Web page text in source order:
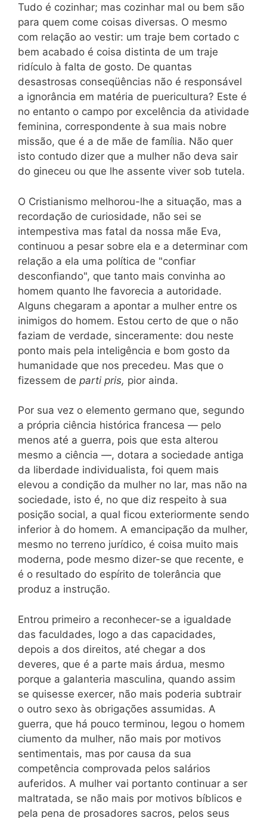
Tudo é cozinhar; mas cozinhar mal ou bem são
para quem come coisas diversas. O mesmo
com relação ao vestir: um traje bem cortado c
bem acabado é coisa distinta de um traje
ridículo à falta de gosto. De quantas
desastrosas conseqüências não é responsável
a ignorância em matéria de puericultura? Este é
no entanto o campo por excelência da atividade
feminina, correspondente à sua mais nobre
missão, que é a de mãe de família. Não quer
isto contudo dizer que a mulher não deva sair
do gineceu ou que lhe assente viver sob tutela.
O Cristianismo melhorou-lhe a situação, mas a
recordação de curiosidade, não sei se
intempestiva mas fatal da nossa mãe Eva,
continuou a pesar sobre ela e a determinar com
relação a ela uma política de "confiar
desconfiando", que tanto mais convinha ao
homem quanto lhe favorecia a autoridade.
Alguns chegaram a apontar a mulher entre os
inimigos do homem. Estou certo de que o não
faziam de verdade, sinceramente: dou neste
ponto mais pela inteligência e bom gosto da
humanidade que nos precedeu. Mas que o
fizessem de parti pris, pior ainda.
Por sua vez o elemento germano que, segundo
a própria ciência histórica francesa — pelo
menos até a guerra, pois que esta alterou
mesmo a ciência —, dotara a sociedade antiga
da liberdade individualista, foi quem mais
elevou a condição da mulher no lar, mas não na
sociedade, isto é, no que diz respeito à sua
posição social, a qual ficou exteriormente sendo
inferior à do homem. A emancipação da mulher,
mesmo no terreno jurídico, é coisa muito mais
moderna, pode mesmo dizer-se que recente, e
é o resultado do espírito de tolerância que
produz a instrução.
Entrou primeiro a reconhecer-se a igualdade
das faculdades, logo a das capacidades,
depois a dos direitos, até chegar a dos
deveres, que é a parte mais árdua, mesmo
porque a galanteria masculina, quando assim
se quisesse exercer, não mais poderia subtrair
o outro sexo às obrigações assumidas. A
guerra, que há pouco terminou, legou o homem
ciumento da mulher, não mais por motivos
sentimentais, mas por causa da sua
competência comprovada pelos salários
auferidos. A mulher vai portanto continuar a ser
maltratada, se não mais por motivos bíblicos e
pela pena de prosadores sacros, pelos seus